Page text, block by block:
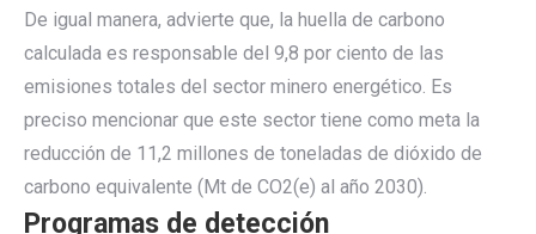
De igual manera, advierte que, la huella de carbono
calculada es responsable del 9,8 por ciento de las
emisiones totales del sector minero energético. Es
preciso mencionar que este sector tiene como meta la
reducción de 11,2 millones de toneladas de dióxido de
carbono equivalente (Mt de CO2(e) al año 2030).
Programas de detección